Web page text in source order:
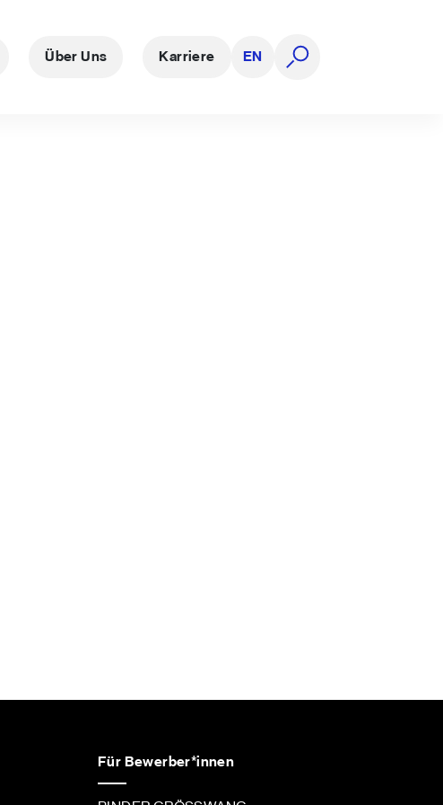
Über Uns Karriere EN
Für Bewerber*innen